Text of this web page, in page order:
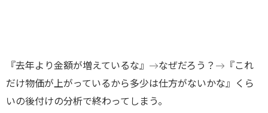
『去年より金額が増えているな』→なぜだろう？→『これ
だけ物価が上がっているから多少は仕方がないかな』くら
いの後付けの分析で終わってしまう。